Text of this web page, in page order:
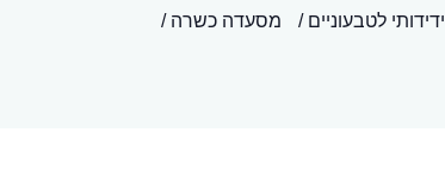
ידידותי לטבעוניים
מסעדה כשרה